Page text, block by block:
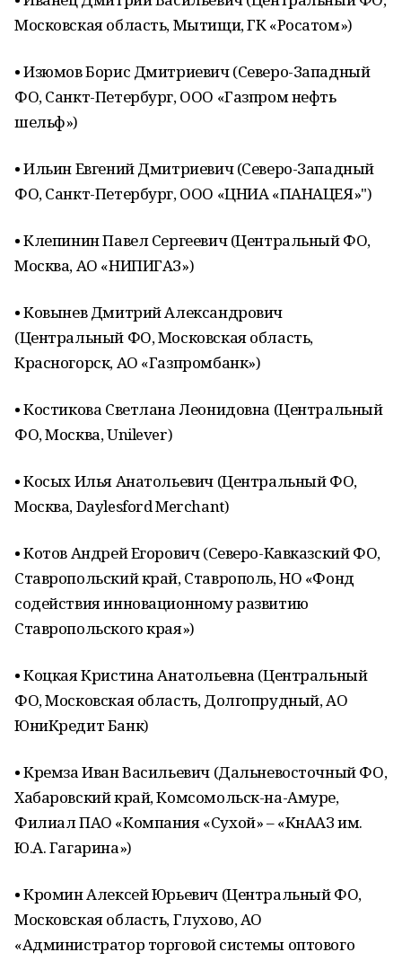
Московская область, Мытищи, ГК «Росатом»)
• Изюмов Борис Дмитриевич (Северо-Западный
ФО, Санкт-Петербург, ООО «Газпром нефть
шельф»)
• Ильин Евгений Дмитриевич (Северо-Западный
ФО, Санкт-Петербург, ООО «ЦНИА «ПАНАЦЕЯ»")
• Клепинин Павел Сергеевич (Центральный ФО,
Москва, АО «НИПИГАЗ»)
• Ковынев Дмитрий Александрович
(Центральный ФО, Московская область,
Красногорск, АО «Газпромбанк»)
• Костикова Светлана Леонидовна (Центральный
ФО, Москва, Unilever)
• Косых Илья Анатольевич (Центральный ФО,
Москва, Daylesford Merchant)
• Котов Андрей Егорович (Северо-Кавказский ФО,
Ставропольский край, Ставрополь, НО «Фонд
содействия инновационному развитию
Ставропольского края»)
• Коцкая Кристина Анатольевна (Центральный
ФО, Московская область, Долгопрудный, АО
ЮниКредит Банк)
• Кремза Иван Васильевич (Дальневосточный ФО,
Хабаровский край, Комсомольск-на-Амуре,
Филиал ПАО «Компания «Сухой» – «КнААЗ им.
Ю.А. Гагарина»)
• Кромин Алексей Юрьевич (Центральный ФО,
Московская область, Глухово, АО
«Администратор торговой системы оптового